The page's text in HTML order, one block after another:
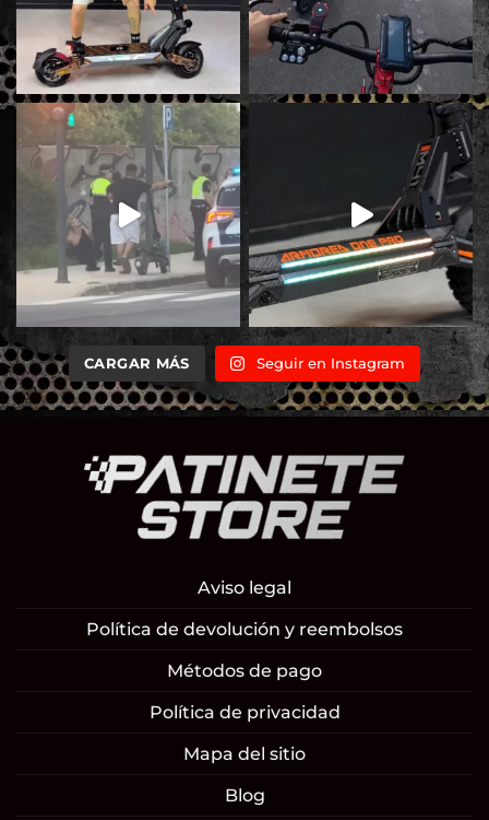
CARGAR MÁS Seguir en Instagram
Aviso legal
Política de devolución y reembolsos
Métodos de pago
Política de privacidad
Mapa del sitio
Blog